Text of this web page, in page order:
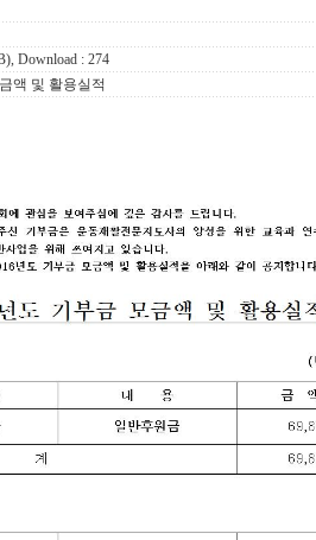
, Download : 274
액 및 활용실적